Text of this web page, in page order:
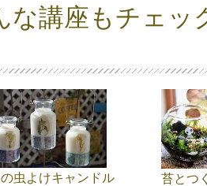
な講座もチェッ
虫よけキャンドル
苔とつ